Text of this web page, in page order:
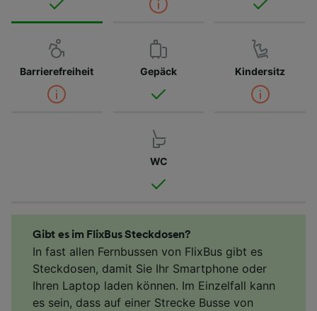
Barrierefreiheit Gepäck Kindersitz
WC
Gibt es im FlixBus Steckdosen?
In fast allen Fernbussen von FlixBus gibt es
Steckdosen, damit Sie Ihr Smartphone oder
Ihren Laptop laden können. Im Einzelfall kann
es sein, dass auf einer Strecke Busse von